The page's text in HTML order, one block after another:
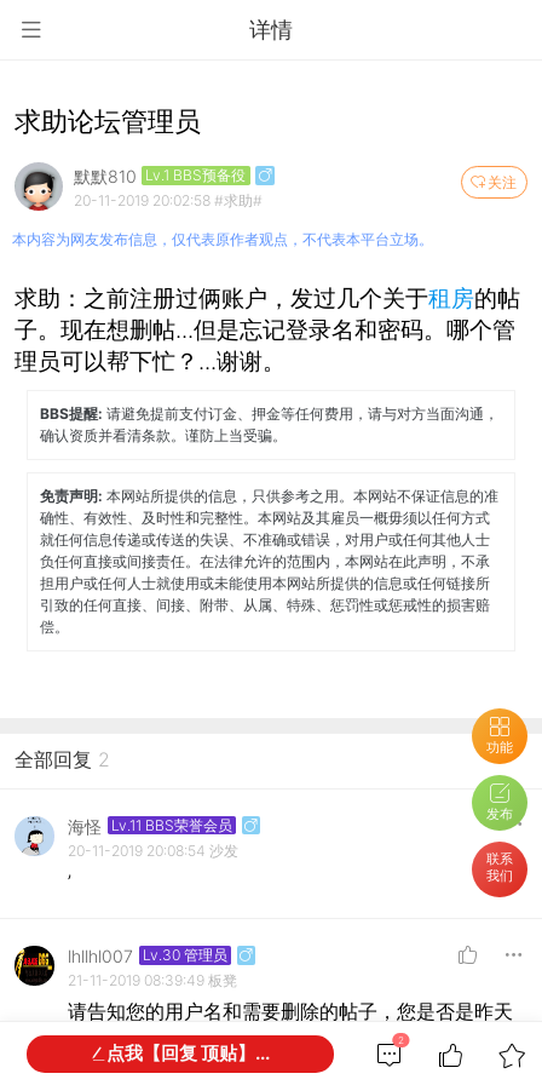
详情
功能
发布
联系
我们
求助论坛管理员
关注
默默810 Lv.1 BBS预备役
20-11-2019 20:02:58 #求助#
本内容为网友发布信息，仅代表原作者观点，不代表本平台立场。
求助：之前注册过俩账户，发过几个关于租房的帖
子。现在想删帖...但是忘记登录名和密码。哪个管
理员可以帮下忙？...谢谢。
BBS提醒:请避免提前支付订金、押金等任何费用，请与对方当面沟通，
确认资质并看清条款。谨防上当受骗。
免责声明:本网站所提供的信息，只供参考之用。本网站不保证信息的准
确性、有效性、及时性和完整性。本网站及其雇员一概毋须以任何方式
就任何信息传递或传送的失误、不准确或错误，对用户或任何其他人士
负任何直接或间接责任。在法律允许的范围内，本网站在此声明，不承
担用户或任何人士就使用或未能使用本网站所提供的信息或任何链接所
引致的任何直接、间接、附带、从属、特殊、惩罚性或惩戒性的损害赔
偿。
全部回复 2
海怪
Lv.11 BBS荣誉会员
20-11-2019 20:08:54 沙发
’
lhllhl007
Lv.30 管理员
21-11-2019 08:39:49 板凳
请告知您的用户名和需要删除的帖子，您是否是昨天
晚上给我们发邮件那那位网友？我们回复您邮件了。
2
点我【回复 顶贴】...